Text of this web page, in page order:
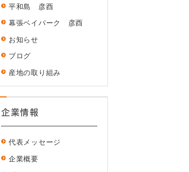
平和島 彦酉
幕張ベイパーク 彦酉
お知らせ
ブログ
産地の取り組み
企業情報
代表メッセージ
企業概要